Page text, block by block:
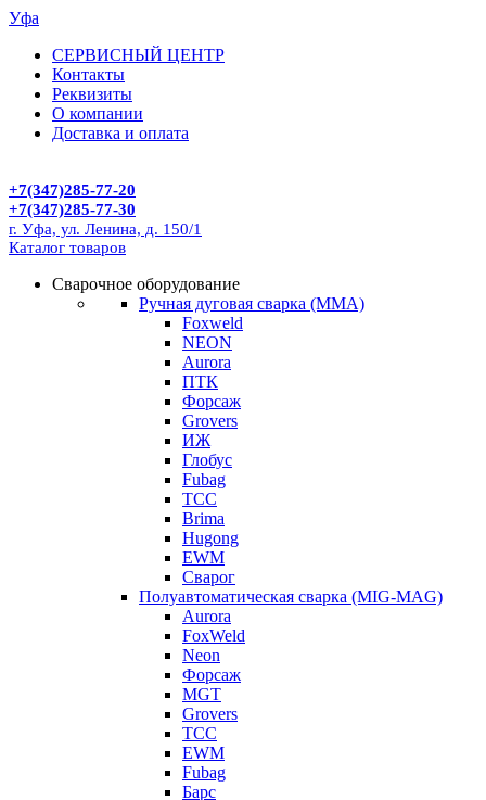
Уфа
СЕРВИСНЫЙ ЦЕНТР
Контакты
Реквизиты
О компании
Доставка и оплата
+7(347)285-77-20
+7(347)285-77-30
г. Уфа, ул. Ленина, д. 150/1
Каталог товаров
Сварочное оборудование
Ручная дуговая сварка (MMA)
Foxweld
NEON
Aurora
ПТК
Форсаж
Grovers
ИЖ
Глобус
Fubag
ТСС
Brima
Hugong
EWM
Сварог
Полуавтоматическая сварка (MIG-MAG)
Aurora
FoxWeld
Neon
Форсаж
MGT
Grovers
ТСС
EWM
Fubag
Барс